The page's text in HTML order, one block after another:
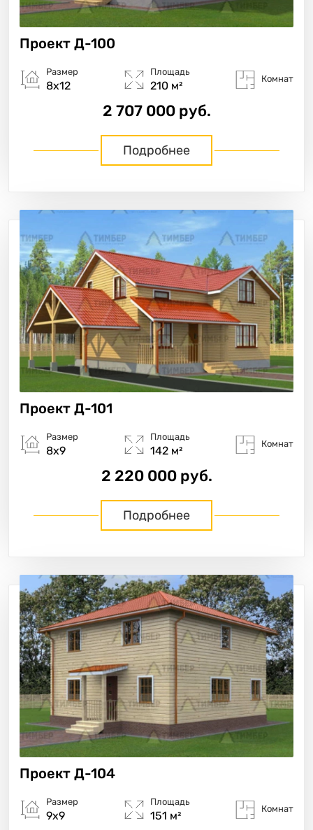
Проект Д-100
Размер
8х12
Площадь
210 м²
Комнат
2 707 000 руб.
Подробнее
Проект Д-101
Размер
8х9
Площадь
142 м²
Комнат
2 220 000 руб.
Подробнее
Проект Д-104
Размер
9х9
Площадь
151 м²
Комнат